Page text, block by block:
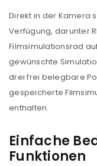
Direkt in der Kamera
Verfügung, darunter
Filmsimulationsrad
gewünschte
drei frei belegbare
gespeicherte
enthalten.
Einfache
Funktionen